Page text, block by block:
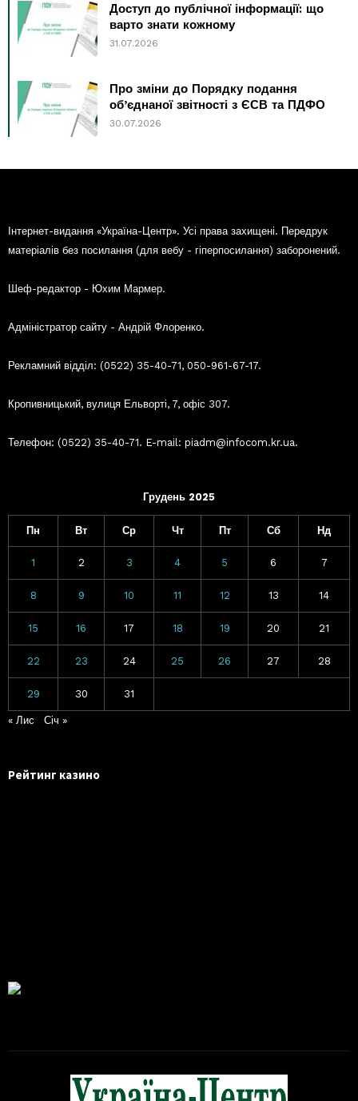
Доступ до публічної інформації: що
варто знати кожному
31.07.2026
Про зміни до Порядку подання
об’єднаної звітності з ЄСВ та ПДФО
30.07.2026
Інтернет-видання «Україна-Центр». Усі права захищені. Передрук
матеріалів без посилання (для вебу - гіперпосилання) заборонений.
Шеф-редактор - Юхим Мармер.
Адміністратор сайту - Андрій Флоренко.
Рекламний відділ: (0522) 35-40-71, 050-961-67-17.
Кропивницький, вулиця Ельворті, 7, офіс 307.
Телефон: (0522) 35-40-71. E-mail: piadm@infocom.kr.ua.
Грудень 2025
Пн Вт Ср Чт Пт Сб Нд
1 2 3 4 5 6 7
8 9 10 11 12 13 14
15 16 17 18 19 20 21
22 23 24 25 26 27 28
29 30 31
« Лис Січ »
Рейтинг казино